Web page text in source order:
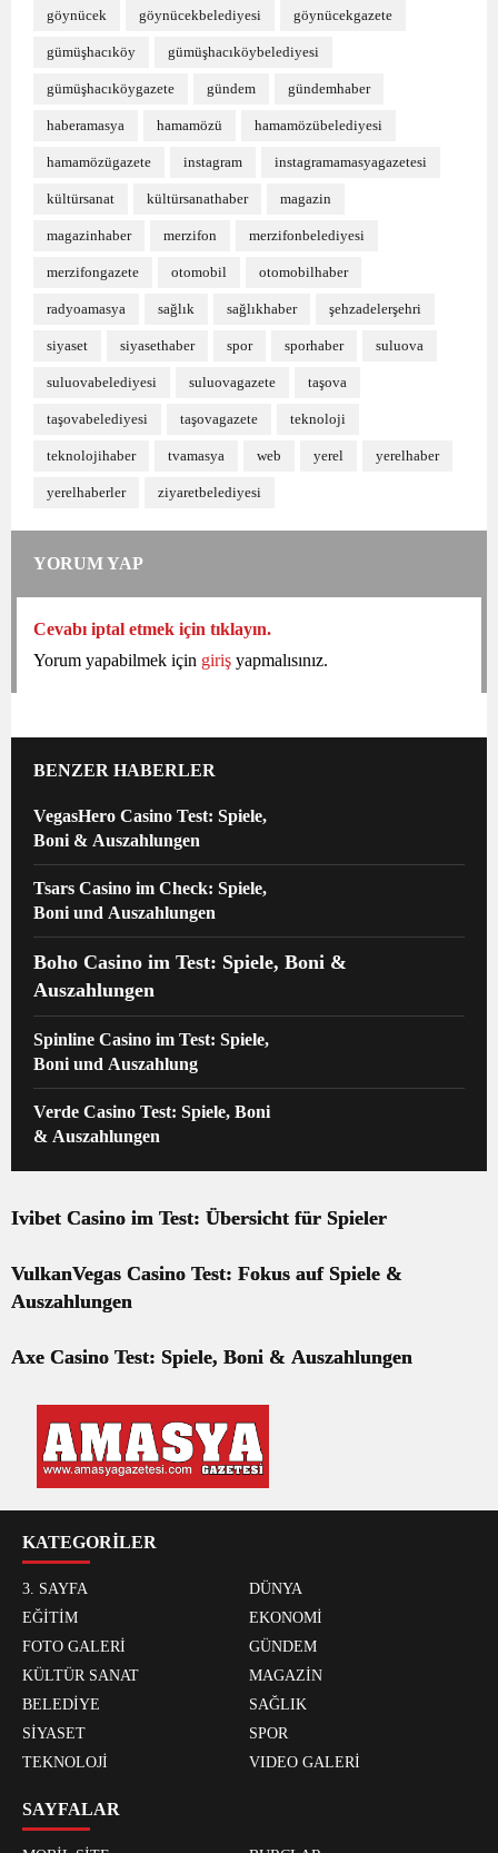
göynücek göynücekbelediyesi göynücekgazete
gümüşhacıköy gümüşhacıköybelediyesi
gümüşhacıköygazete gündem gündemhaber
haberamasya hamamözü hamamözübelediyesi
hamamözügazete instagram instagramamasyagazetesi
kültürsanat kültürsanathaber magazin
magazinhaber merzifon merzifonbelediyesi
merzifongazete otomobil otomobilhaber
radyoamasya sağlık sağlıkhaber şehzadelerşehri
siyaset siyasethaber spor sporhaber suluova
suluovabelediyesi suluovagazete taşova
taşovabelediyesi taşovagazete teknoloji
teknolojihaber tvamasya web yerel yerelhaber
yerelhaberler ziyaretbelediyesi
YORUM YAP
Cevabı iptal etmek için tıklayın.
Yorum yapabilmek için giriş yapmalısınız.
BENZER HABERLER
VegasHero Casino Test: Spiele,
Boni & Auszahlungen
Tsars Casino im Check: Spiele,
Boni und Auszahlungen
Boho Casino im Test: Spiele, Boni &
Auszahlungen
Spinline Casino im Test: Spiele,
Boni und Auszahlung
Verde Casino Test: Spiele, Boni
& Auszahlungen
Ivibet Casino im Test: Übersicht für Spieler
VulkanVegas Casino Test: Fokus auf Spiele &
Auszahlungen
Axe Casino Test: Spiele, Boni & Auszahlungen
KATEGORİLER
3. SAYFA
DÜNYA
EĞİTİM
EKONOMİ
FOTO GALERİ
GÜNDEM
KÜLTÜR SANAT
MAGAZİN
BELEDİYE
SAĞLIK
SİYASET
SPOR
TEKNOLOJİ
VIDEO GALERİ
SAYFALAR